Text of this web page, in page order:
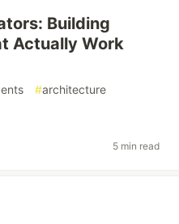
Building
Actually Work
#architecture
5 min read